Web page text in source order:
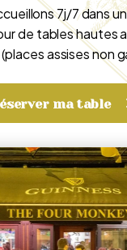
7j/7 dans
de tables hautes
assises non
ma table